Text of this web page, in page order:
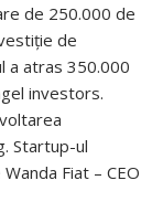
de 250.000 de
de
a atras 350.000
investors.
Startup-ul
Fiat – CEO